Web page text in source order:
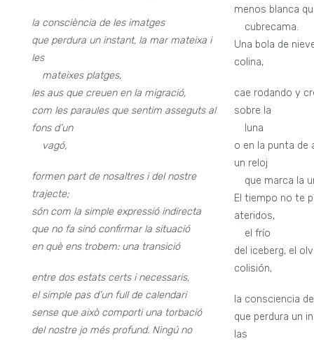
la consciència de les imatges
que perdura un instant, la mar mateixa i
les
mateixes platges,
les aus que creuen en la migració,
com les paraules que sentim asseguts al
fons d’un
vagó,
formen part de nosaltres i del nostre
trajecte;
són com la simple expressió indirecta
que no fa sinó confirmar la situació
en què ens trobem: una transició
entre dos estats certs i necessaris,
el simple pas d’un full de calendari
sense que això comporti una torbació
del nostre jo més profund. Ningú no
menos blanca
cubrecama.
Una bola de
colina,
cae rodando y
sobre la
luna
o en la punta de
un reloj
que marca la
El tiempo no te
ateridos,
el frío
del iceberg, el
colisión,
la consciencia
que perdura un
las